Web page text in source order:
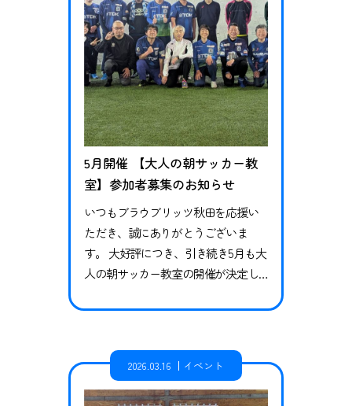
がら進めていきます。 6月6日（土）
【開催…
5月開催 【大人の朝サッカー教
室】参加者募集のお知らせ
いつもブラウブリッツ秋田を応援い
ただき、誠にありがとうございま
す。 大好評につき、引き続き5月も大
人の朝サッカー教室の開催が決定し
頃運動不足を感じている方やダイエ
かしたい方、サッカー未経験者の方
も大歓迎です！ 一緒にサッカーで楽
しく、思い切り体を動かしましょ
2026.03.16 イベント